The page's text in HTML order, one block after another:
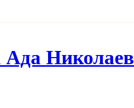
Ада